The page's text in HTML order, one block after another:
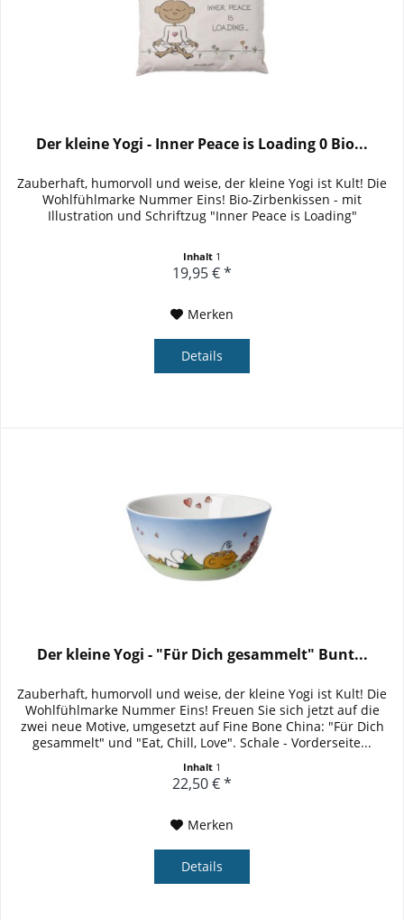
Der kleine Yogi - Inner Peace is Loading 0 Bio...
Zauberhaft, humorvoll und weise, der kleine Yogi ist Kult! Die
Wohlfühlmarke Nummer Eins! Bio-Zirbenkissen - mit
Illustration und Schriftzug "Inner Peace is Loading"
Inhalt 1
19,95 € *
Merken
Details
Der kleine Yogi - "Für Dich gesammelt" Bunt...
Zauberhaft, humorvoll und weise, der kleine Yogi ist Kult! Die
Wohlfühlmarke Nummer Eins! Freuen Sie sich jetzt auf die
zwei neue Motive, umgesetzt auf Fine Bone China: "Für Dich
gesammelt" und "Eat, Chill, Love". Schale - Vorderseite...
Inhalt 1
22,50 € *
Merken
Details